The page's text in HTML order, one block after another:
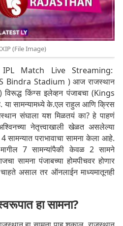
(File Image)
Match Live Streaming:
(IS Bindra Stadium ) आज राजस्थान
किंग्स इलेव्हन पंजाबचा (Kings
सामन्यामध्ये के.एल राहुल आणि क्रिस
संघाला यश मिळतयं का? हे पाहणं
नेतृत्त्वाखाली खेळत असलेल्या
पराभावाचा सामना केला आहे.
7 सामन्यांपैकी केवळ 2 सामने
सामना पंजाबच्या होमपीचवर होणार
असाल तर ऑनलाईन माध्यमातूनही
हा सामना?